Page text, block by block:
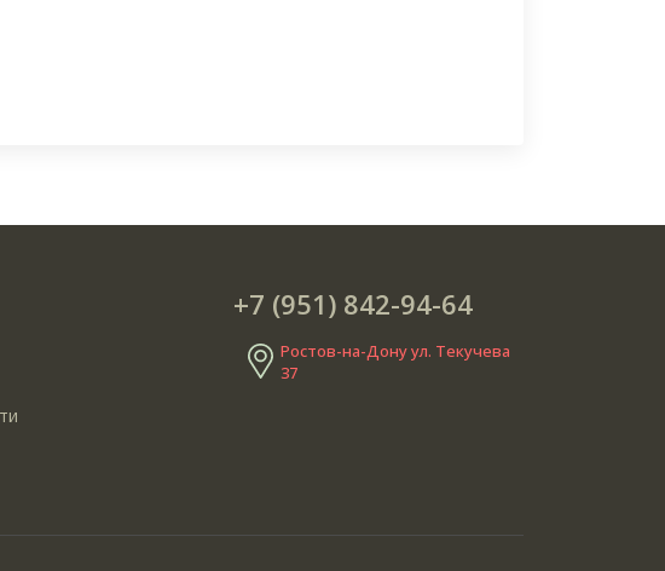
+7 (951) 842-94-64
Ростов-на-Дону ул. Текучева
37